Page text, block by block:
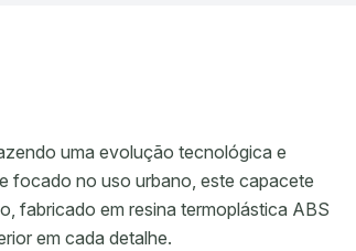
uma evolução tecnológica e
focado no uso urbano, este capacete
fabricado em resina termoplástica ABS
em cada detalhe.